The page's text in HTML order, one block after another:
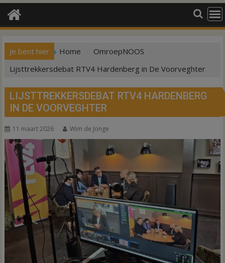
Je bent hier Home
OmroepNOOS
Lijsttrekkersdebat RTV4 Hardenberg in De Voorveghter
LIJSTTREKKERSDEBAT RTV4 HARDENBERG
IN DE VOORVEGHTER
11 maart 2026 Wim de Jonge